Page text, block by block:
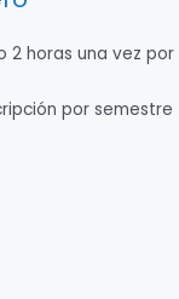
2 horas una vez por
por semestre